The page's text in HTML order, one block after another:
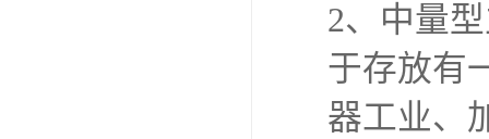
2、中量
于存放有
器工业、